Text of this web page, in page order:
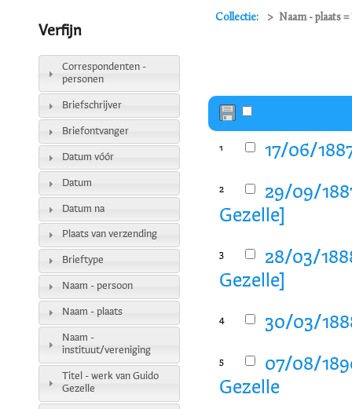
Collectie: Naam - plaats
1 17/06/
2
29/09/
Gezelle]
3
28/03/
Gezelle]
4 30/03/
5
07/08/
Gezelle
Verfijn
Correspondenten -
personen
Briefschrijver
Briefontvanger
Datum vóór
Datum
Datum na
Plaats van verzending
Brieftype
Naam - persoon
Naam - plaats
Naam -
instituut/vereniging
Titel - werk van Guido
Gezelle